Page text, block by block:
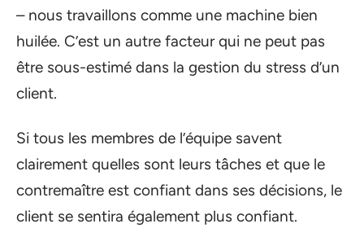
– nous travaillons comme une machine bien
huilée. C’est un autre facteur qui ne peut pas
être sous-estimé dans la gestion du stress d’un
client.
Si tous les membres de l’équipe savent
clairement quelles sont leurs tâches et que le
contremaître est confiant dans ses décisions, le
client se sentira également plus confiant.